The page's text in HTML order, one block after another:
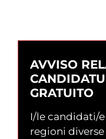
AVVISO
GRATUITO
I/le candidati/e
regioni